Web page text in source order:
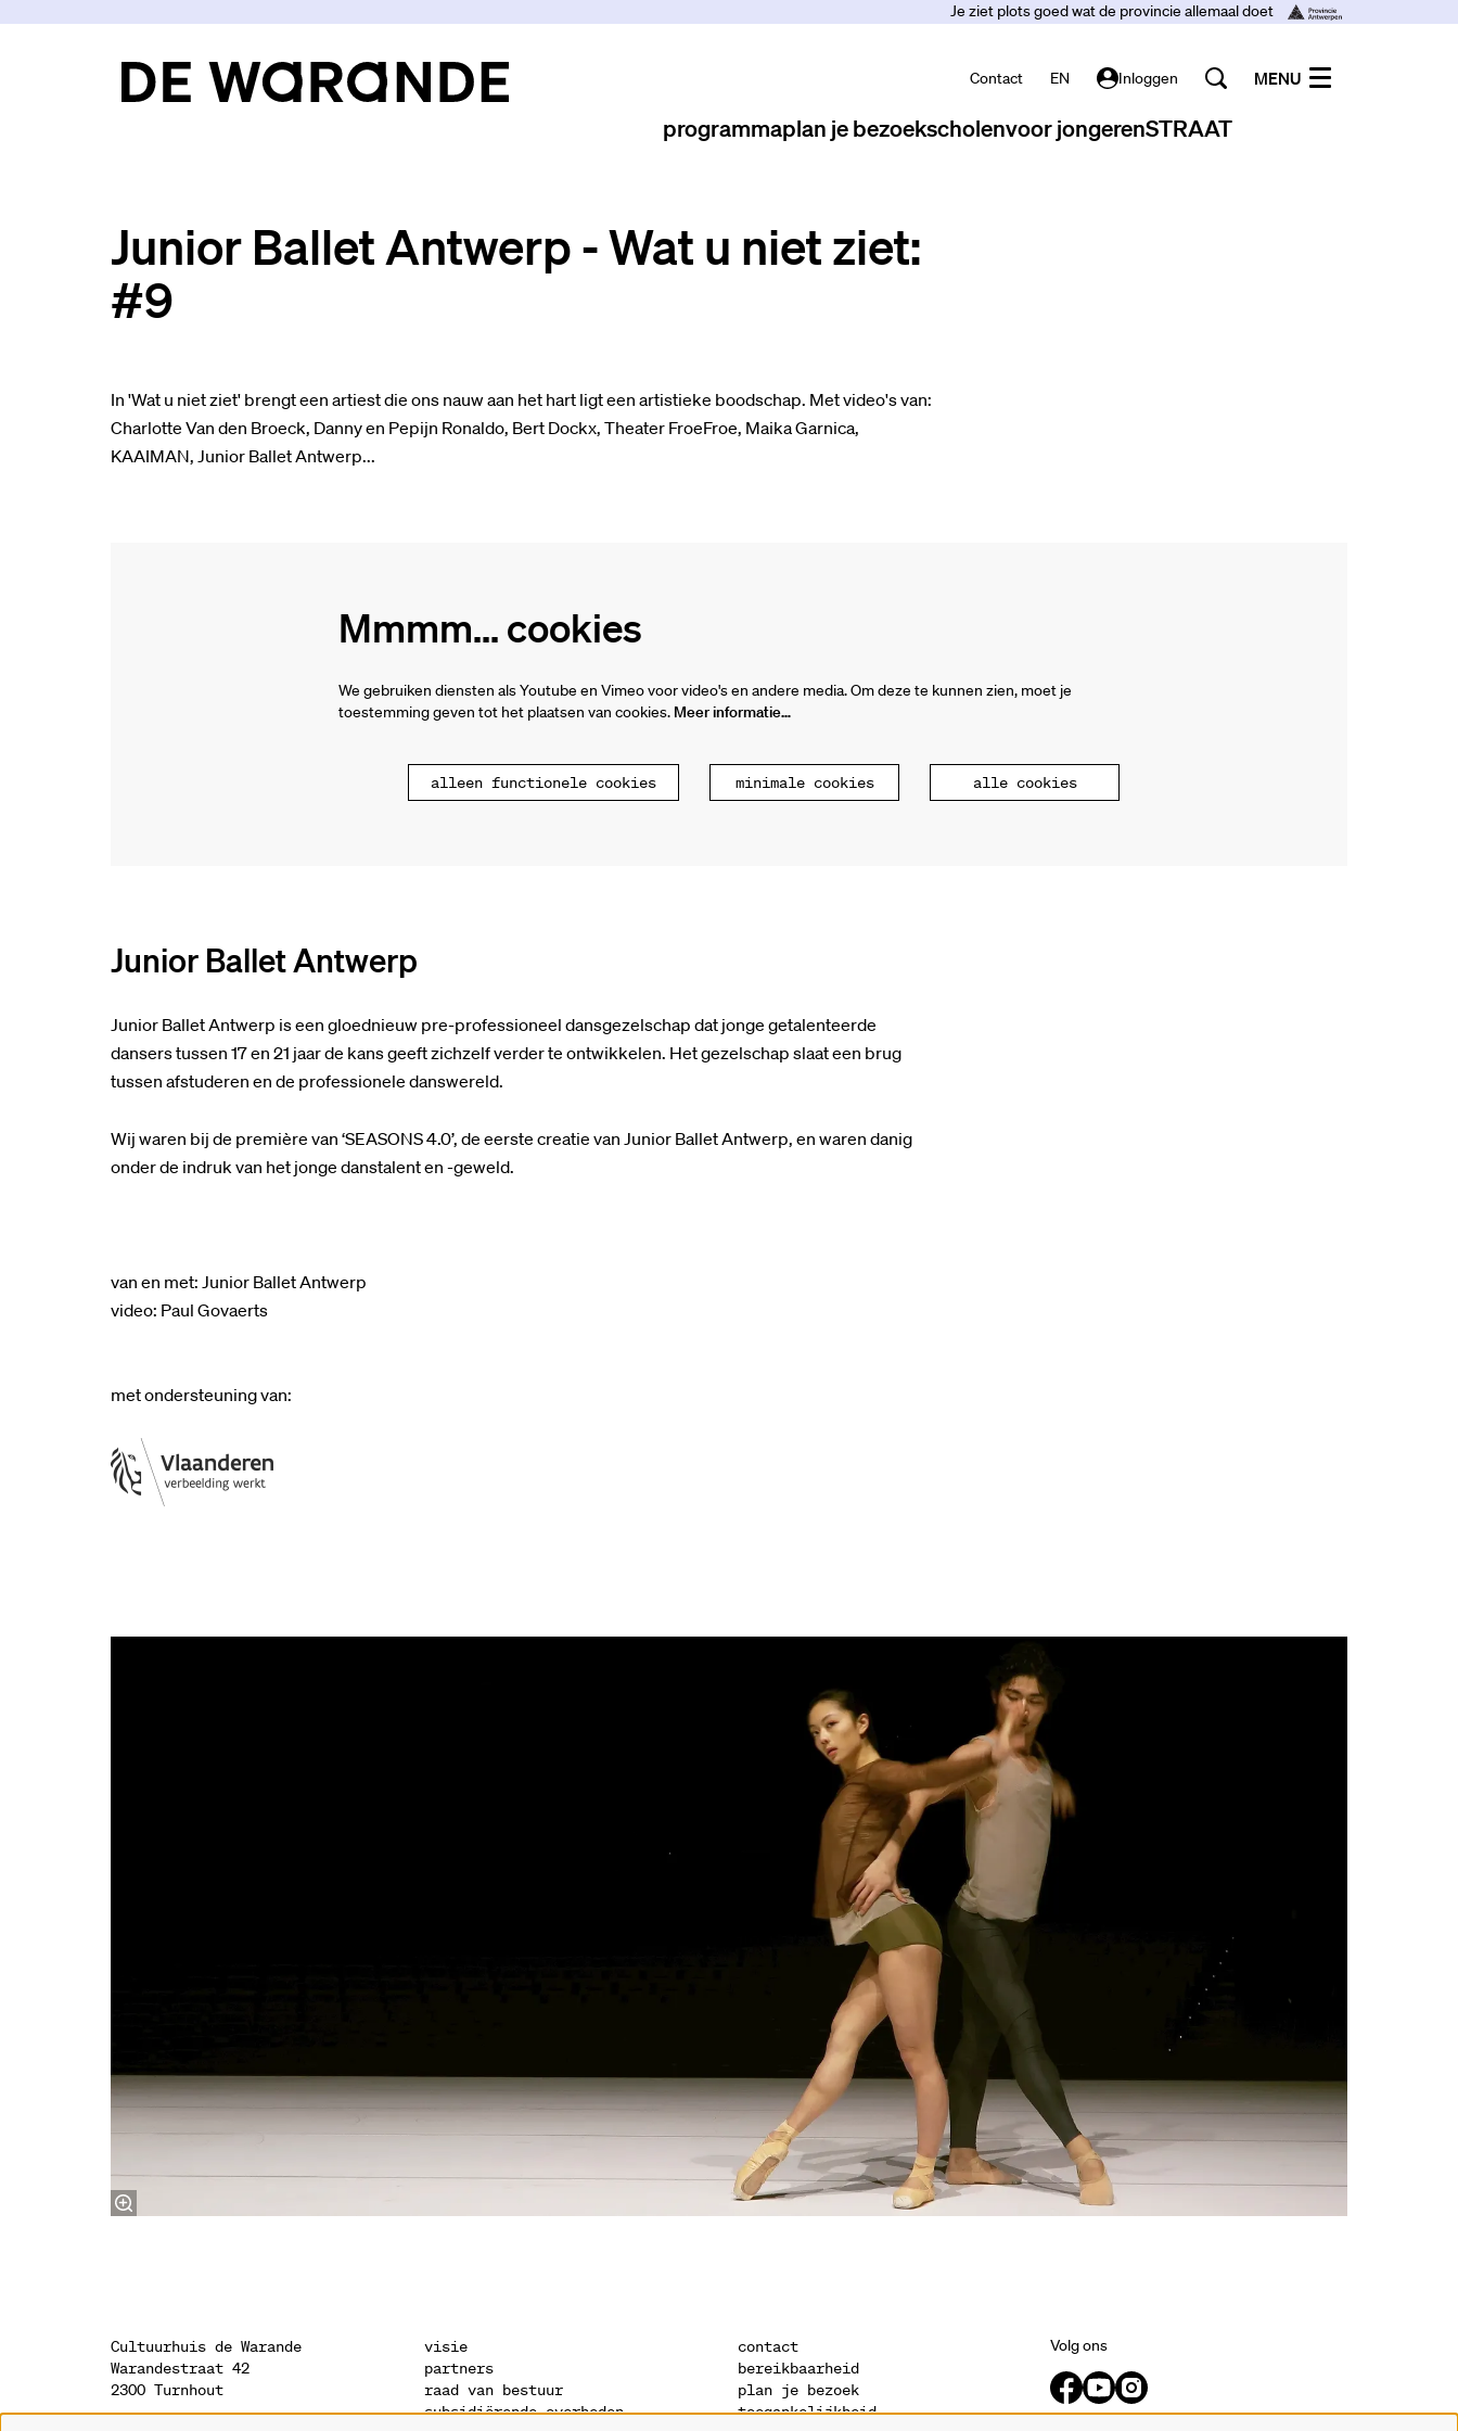
Je ziet plots goed wat de provincie allemaal doet
Contact EN Inloggen
programmaplan je bezoekscholenvoor jongerenSTRAAT
MENU
Junior Ballet Antwerp - Wat u niet ziet:
#9
In 'Wat u niet ziet' brengt een artiest die ons nauw aan het hart ligt een artistieke boodschap. Met video's van:
Charlotte Van den Broeck, Danny en Pepijn Ronaldo, Bert Dockx, Theater FroeFroe, Maika Garnica,
KAAIMAN, Junior Ballet Antwerp...
Mmmm... cookies
We gebruiken diensten als Youtube en Vimeo voor video's en andere media. Om deze te kunnen zien, moet je
toestemming geven tot het plaatsen van cookies. Meer informatie…
alleen functionele cookies minimale cookies alle cookies
Junior Ballet Antwerp
Junior Ballet Antwerp is een gloednieuw pre-professioneel dansgezelschap dat jonge getalenteerde
dansers tussen 17 en 21 jaar de kans geeft zichzelf verder te ontwikkelen. Het gezelschap slaat een brug
tussen afstuderen en de professionele danswereld.
Wij waren bij de première van ‘SEASONS 4.0’, de eerste creatie van Junior Ballet Antwerp, en waren danig
onder de indruk van het jonge danstalent en -geweld.
van en met: Junior Ballet Antwerp
video: Paul Govaerts
met ondersteuning van:
Cultuurhuis de Warande
Warandestraat 42
2300 Turnhout
visie
partners
raad van bestuur
subsidiërende overheden
contact
bereikbaarheid
plan je bezoek
toegankelijkheid
Volg ons